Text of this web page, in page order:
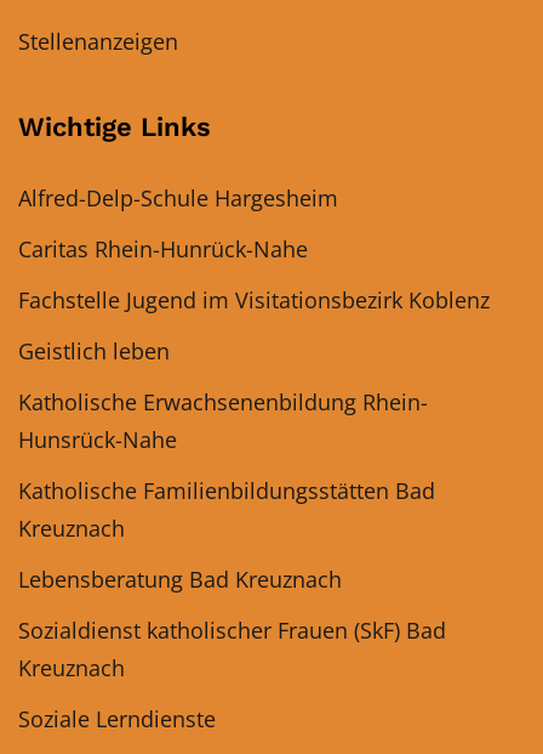
Stellenanzeigen
Wichtige Links
Alfred-Delp-Schule Hargesheim
Caritas Rhein-Hunrück-Nahe
Fachstelle Jugend im Visitationsbezirk Koblenz
Geistlich leben
Katholische Erwachsenenbildung Rhein-
Hunsrück-Nahe
Katholische Familienbildungsstätten Bad
Kreuznach
Lebensberatung Bad Kreuznach
Sozialdienst katholischer Frauen (SkF) Bad
Kreuznach
Soziale Lerndienste